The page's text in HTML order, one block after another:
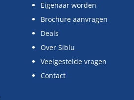
Eigenaar worden
Brochure aanvragen
Deals
Over Siblu
Veelgestelde vragen
Contact